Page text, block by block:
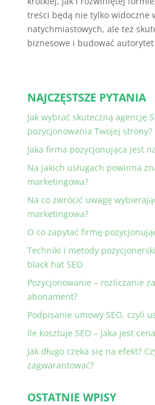
treści będą nie tylko widoczne
natychmiastowych, ale też
biznesowe i budować
NAJCZĘSTSZE PYTANIA
Jak wybrać skuteczną agencję
pozycjonowania Twojej strony?
Jaka firma pozycjonująca jest
Na jakich usługach powinna
marketingowa?
Na co zwrócić uwagę
marketingowa?
O co zapytać firmę
Techniki i metody
black hat SEO
Pozycjonowanie – rozliczanie
abonament?
Podpisanie umowy SEO, czyli
Ile kosztuje SEO – jaka jest
Jak długo czeka się na efekt?
zagwarantować?
OSTATNIE WPISY